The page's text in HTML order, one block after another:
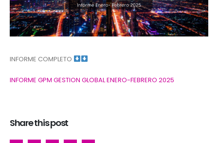
INFORME COMPLETO
INFORME GPM GESTION GLOBAL ENERO-FEBRERO 2025
Share this post